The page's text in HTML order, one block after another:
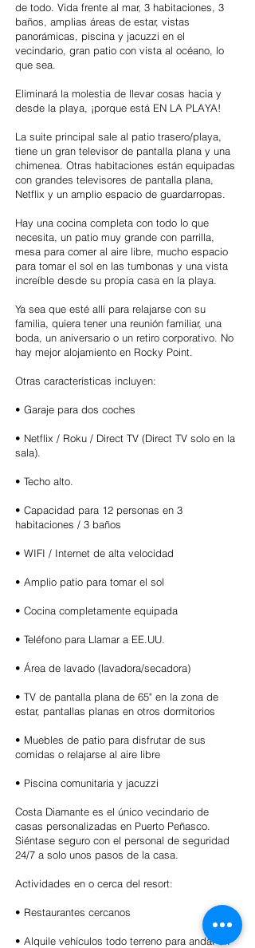
de todo. Vida frente al mar, 3 habitaciones, 3
baños, amplias áreas de estar, vistas
panorámicas, piscina y jacuzzi en el
vecindario, gran patio con vista al océano, lo
que sea.
Eliminará la molestia de llevar cosas hacia y
desde la playa, ¡porque está EN LA PLAYA!
La suite principal sale al patio trasero/playa,
tiene un gran televisor de pantalla plana y una
chimenea. Otras habitaciones están equipadas
con grandes televisores de pantalla plana,
Netflix y un amplio espacio de guardarropas.
Hay una cocina completa con todo lo que
necesita, un patio muy grande con parrilla,
mesa para comer al aire libre, mucho espacio
para tomar el sol en las tumbonas y una vista
increíble desde su propia casa en la playa.
Ya sea que esté allí para relajarse con su
familia, quiera tener una reunión familiar, una
boda, un aniversario o un retiro corporativo. No
hay mejor alojamiento en Rocky Point.
Otras características incluyen:
• Garaje para dos coches
• Netflix / Roku / Direct TV (Direct TV solo en la
sala).
• Techo alto.
• Capacidad para 12 personas en 3
habitaciones / 3 baños
• WIFI / Internet de alta velocidad
• Amplio patio para tomar el sol
• Cocina completamente equipada
• Teléfono para Llamar a EE.UU.
• Área de lavado (lavadora/secadora)
• TV de pantalla plana de 65" en la zona de
estar, pantallas planas en otros dormitorios
• Muebles de patio para disfrutar de sus
comidas o relajarse al aire libre
• Piscina comunitaria y jacuzzi
Costa Diamante es el único vecindario de
casas personalizadas en Puerto Peñasco.
Siéntase seguro con el personal de seguridad
24/7 a solo unos pasos de la casa.
Actividades en o cerca del resort:
• Restaurantes cercanos
• Alquile vehículos todo terreno para andar en